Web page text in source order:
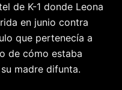
de K-1 donde Leona
en junio contra
que pertenecía a
de cómo estaba
madre difunta.